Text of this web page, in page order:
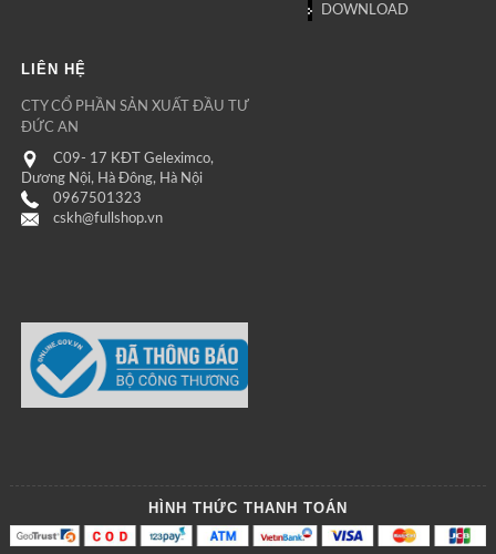
DOWNLOAD
LIÊN HỆ
CTY CỔ PHẦN SẢN XUẤT ĐẦU TƯ
ĐỨC AN
C09- 17 KĐT Geleximco,
Dương Nội, Hà Đông, Hà Nội
0967501323
cskh@fullshop.vn
HÌNH THỨC THANH TOÁN